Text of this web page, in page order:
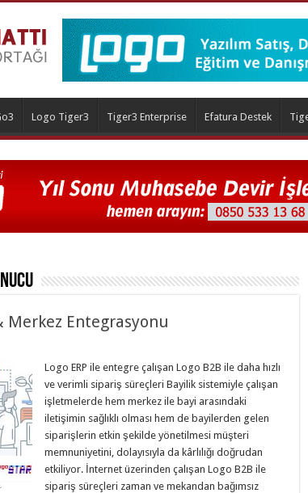
Logo Tiger3 Tiger3 Enterprise Efatura Destek
Merkez Entegrasyonu
Logo ERP ile entegre çalışan Logo B2B ile daha hızlı
ve verimli sipariş süreçleri Bayilik sistemiyle çalışan
işletmelerde hem merkez ile bayi arasındaki
iletişimin sağlıklı olması hem de bayilerden gelen
siparişlerin etkin şekilde yönetilmesi müşteri
memnuniyetini, dolayısıyla da kârlılığı doğrudan
etkiliyor. İnternet üzerinden çalışan Logo B2B ile
sipariş süreçleri zaman ve mekandan bağımsız